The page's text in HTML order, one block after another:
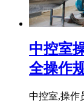
中控室
全操作
中控室,操作